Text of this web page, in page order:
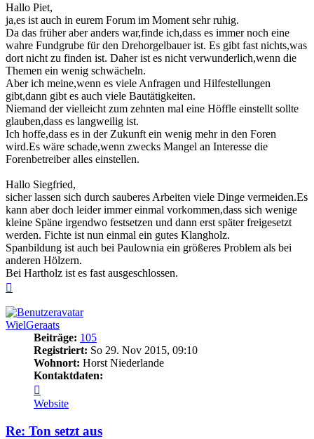
Hallo Piet,
ja,es ist auch in eurem Forum im Moment sehr ruhig.
Da das früher aber anders war,finde ich,dass es immer noch eine
wahre Fundgrube für den Drehorgelbauer ist. Es gibt fast nichts,was
dort nicht zu finden ist. Daher ist es nicht verwunderlich,wenn die
Themen ein wenig schwächeln.
Aber ich meine,wenn es viele Anfragen und Hilfestellungen
gibt,dann gibt es auch viele Bautätigkeiten.
Niemand der vielleicht zum zehnten mal eine Höffle einstellt sollte
glauben,dass es langweilig ist.
Ich hoffe,dass es in der Zukunft ein wenig mehr in den Foren
wird.Es wäre schade,wenn zwecks Mangel an Interesse die
Forenbetreiber alles einstellen.
Hallo Siegfried,
sicher lassen sich durch sauberes Arbeiten viele Dinge vermeiden.Es
kann aber doch leider immer einmal vorkommen,dass sich wenige
kleine Späne irgendwo festsetzen und dann erst später freigesetzt
werden. Fichte ist nun einmal ein gutes Klangholz.
Spanbildung ist auch bei Paulownia ein größeres Problem als bei
anderen Hölzern.
Bei Hartholz ist es fast ausgeschlossen.
WielGeraats
Beiträge: 105
Registriert: So 29. Nov 2015, 09:10
Wohnort: Horst Niederlande
Kontaktdaten:
von
WielGeraats
Website
Re: Ton setzt aus